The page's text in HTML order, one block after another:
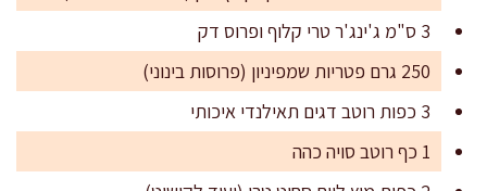
3 ס"מ ג'ינג'ר טרי קלוף ופרוס דק
250 גרם פטריות שמפיניון (פרוסות בינוני)
3 כפות רוטב דגים תאילנדי איכותי
1 כף רוטב סויה כהה